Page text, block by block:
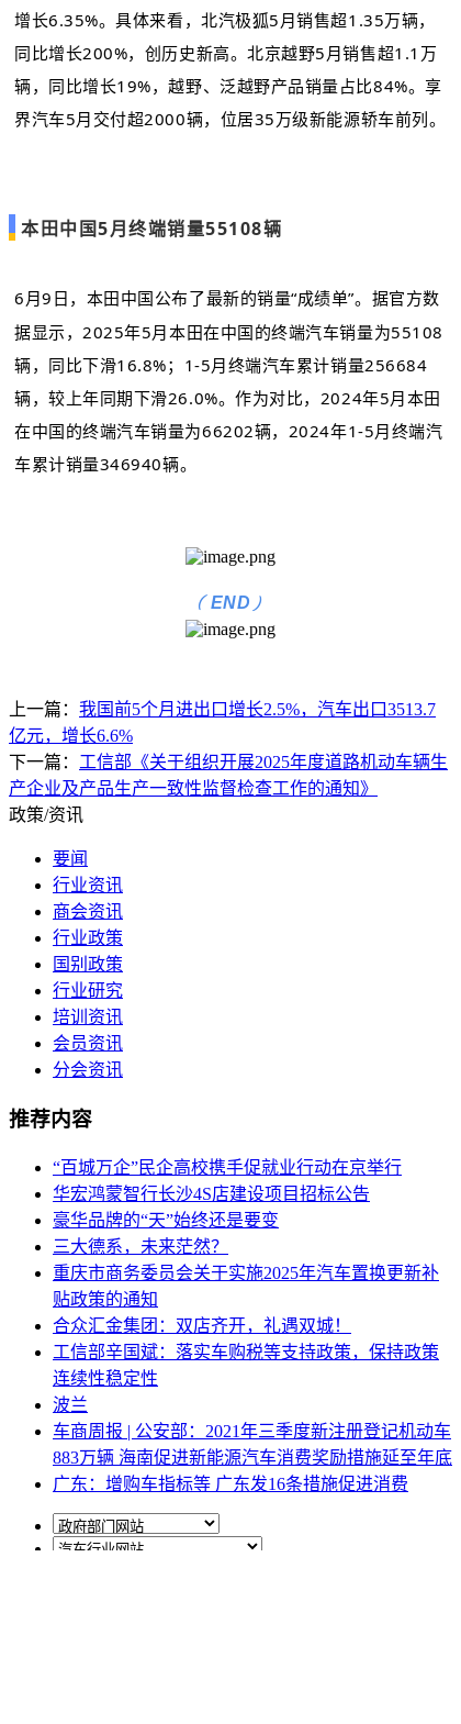
增长6.35%。具体来看，北汽极狐5月销售超1.35万辆，
同比增长200%，创历史新高。北京越野5月销售超1.1万
辆，同比增长19%，越野、泛越野产品销量占比84%。享
界汽车5月交付超2000辆，位居35万级新能源轿车前列。
本田中国5月终端销量55108辆
6月9日，本田中国公布了最新的销量“成绩单”。据官方数
据显示，2025年5月本田在中国的终端汽车销量为55108
辆，同比下滑16.8%；1-5月终端汽车累计销量256684
辆，较上年同期下滑26.0%。作为对比，2024年5月本田
在中国的终端汽车销量为66202辆，2024年1-5月终端汽
车累计销量346940辆。
(END )
上一篇： 我国前5个月进出口增长2.5%，汽车出口3513.7
亿元，增长6.6%
下一篇： 工信部《关于组织开展2025年度道路机动车辆生
产企业及产品生产一致性监督检查工作的通知》
政策/资讯
要闻
行业资讯
商会资讯
行业政策
国别政策
行业研究
培训资讯
会员资讯
分会资讯
推荐内容
“百城万企”民企高校携手促就业行动在京举行
华宏鸿蒙智行长沙4S店建设项目招标公告
豪华品牌的“天”始终还是要变
三大德系，未来茫然？
重庆市商务委员会关于实施2025年汽车置换更新补
贴政策的通知
合众汇金集团：双店齐开，礼遇双城！
工信部辛国斌：落实车购税等支持政策，保持政策
连续性稳定性
波兰
车商周报 | 公安部：2021年三季度新注册登记机动车
883万辆 海南促进新能源汽车消费奖励措施延至年底
广东：增购车指标等 广东发16条措施促进消费